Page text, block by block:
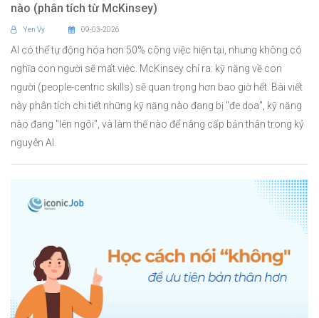
nào (phân tích từ McKinsey)
Yen Vy 09-03-2026
AI có thể tự động hóa hơn 50% công việc hiện tại, nhưng không có
nghĩa con người sẽ mất việc. McKinsey chỉ ra: kỹ năng về con
người (people-centric skills) sẽ quan trọng hơn bao giờ hết. Bài viết
này phân tích chi tiết những kỹ năng nào đang bị "đe dọa", kỹ năng
nào đang "lên ngôi", và làm thế nào để nâng cấp bản thân trong kỷ
nguyên AI.